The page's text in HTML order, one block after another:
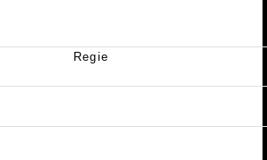
Regie